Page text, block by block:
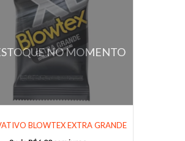
NO MOMENTO
BLOWTEX EXTRA GRANDE
COM 3U......